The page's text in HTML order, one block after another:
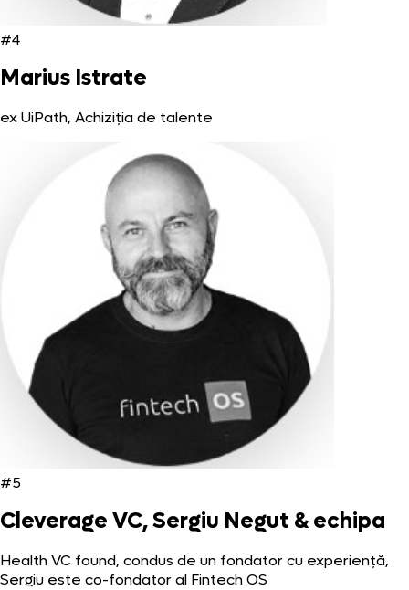
#4
Marius Istrate
ex UiPath, Achiziția de talente
#5
Cleverage VC, Sergiu Negut & echipa
Health VC found, condus de un fondator cu experiență,
Sergiu este co-fondator al Fintech OS